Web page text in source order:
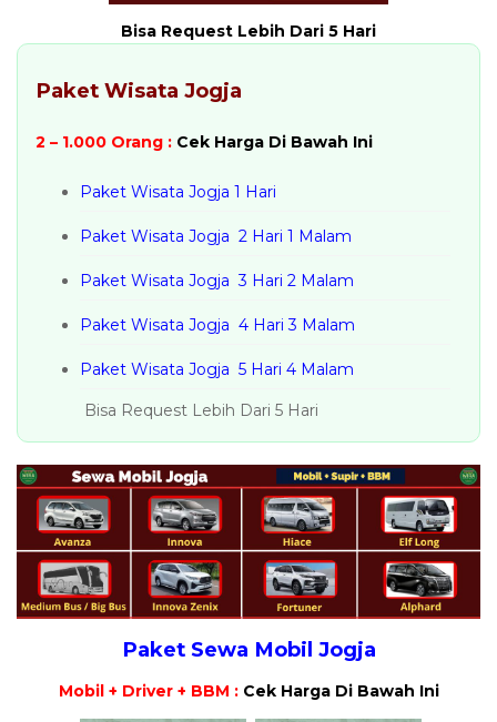
Bisa Request Lebih Dari 5 Hari
Paket Wisata Jogja
2 – 1.000 Orang : Cek Harga Di Bawah Ini
Paket Wisata Jogja 1 Hari
Paket Wisata Jogja 2 Hari 1 Malam
Paket Wisata Jogja 3 Hari 2 Malam
Paket Wisata Jogja 4 Hari 3 Malam
Paket Wisata Jogja 5 Hari 4 Malam
Bisa Request Lebih Dari 5 Hari
Paket Sewa Mobil Jogja
Mobil + Driver + BBM : Cek Harga Di Bawah Ini